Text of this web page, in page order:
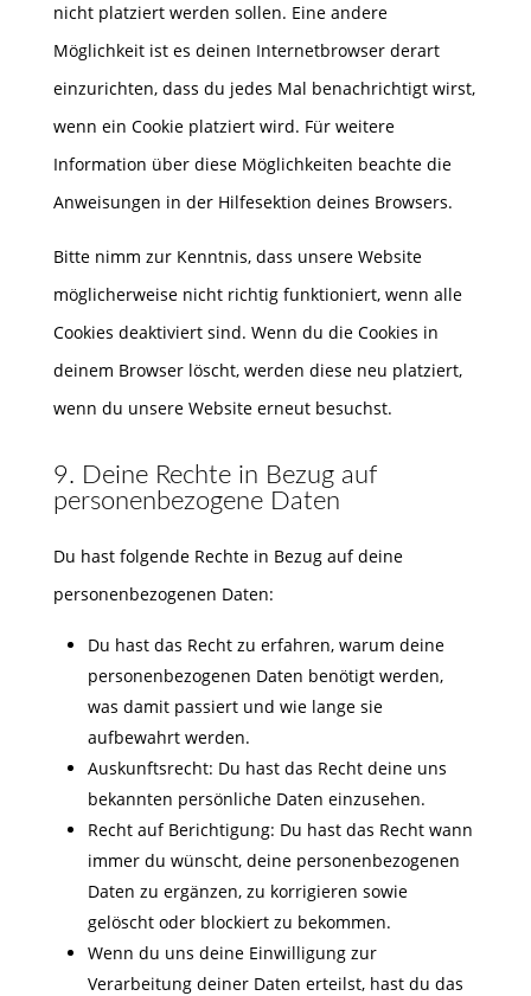
nicht platziert werden sollen. Eine andere
Möglichkeit ist es deinen Internetbrowser derart
einzurichten, dass du jedes Mal benachrichtigt wirst,
wenn ein Cookie platziert wird. Für weitere
Information über diese Möglichkeiten beachte die
Anweisungen in der Hilfesektion deines Browsers.
Bitte nimm zur Kenntnis, dass unsere Website
möglicherweise nicht richtig funktioniert, wenn alle
Cookies deaktiviert sind. Wenn du die Cookies in
deinem Browser löscht, werden diese neu platziert,
wenn du unsere Website erneut besuchst.
9. Deine Rechte in Bezug auf
personenbezogene Daten
Du hast folgende Rechte in Bezug auf deine
personenbezogenen Daten:
Du hast das Recht zu erfahren, warum deine
personenbezogenen Daten benötigt werden,
was damit passiert und wie lange sie
aufbewahrt werden.
Auskunftsrecht: Du hast das Recht deine uns
bekannten persönliche Daten einzusehen.
Recht auf Berichtigung: Du hast das Recht wann
immer du wünscht, deine personenbezogenen
Daten zu ergänzen, zu korrigieren sowie
gelöscht oder blockiert zu bekommen.
Wenn du uns deine Einwilligung zur
Verarbeitung deiner Daten erteilst, hast du das